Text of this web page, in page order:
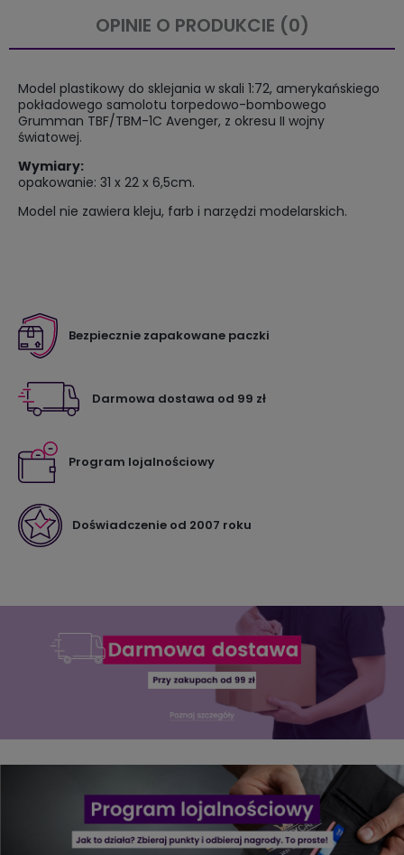
OPINIE O PRODUKCIE (0)
Model plastikowy do sklejania w skali 1:72, amerykańskiego
pokładowego samolotu torpedowo-bombowego
Grumman TBF/TBM-1C Avenger, z okresu II wojny
światowej.
Wymiary:
opakowanie: 31 x 22 x 6,5cm.
Model nie zawiera kleju, farb i narzędzi modelarskich.
Bezpiecznie zapakowane paczki
Darmowa dostawa od 99 zł
Program lojalnościowy
Doświadczenie od 2007 roku